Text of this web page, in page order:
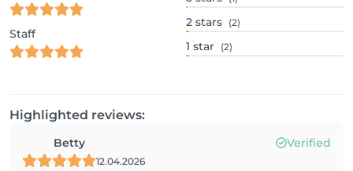
Staff
2 stars (2)
1 star (2)
Highlighted reviews:
Betty Verified
12.04.2026